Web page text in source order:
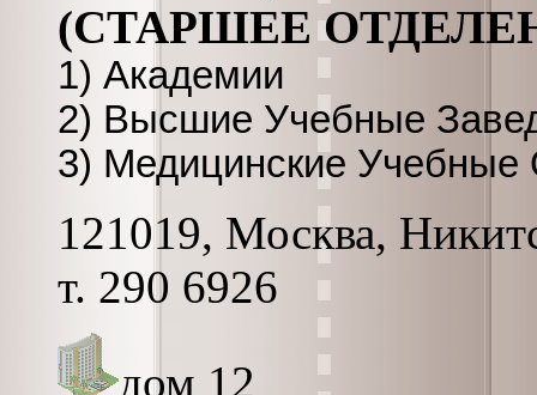
(СТАРШЕЕ
1) Академии
2) Высшие Учебные
3) Медицинские Учебные
121019, Москва,
т. 290 6926
дом 12